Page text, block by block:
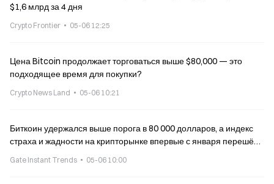
$1,6 млрд за 4 дня
Crypto Frontier 05-06 12:25
Цена Bitcoin продолжает торговаться выше $80,000 — это
подходящее время для покупки?
Crypto News Land 05-06 10:21
Биткоин удержался выше порога в 80 000 долларов, а индекс
страха и жадности на крипторынке впервые с января перешёл
Gate Instant Trends 05-06 10:00